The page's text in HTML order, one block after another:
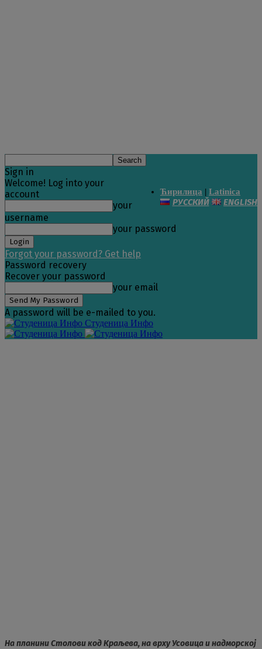
Ћирилица | Latinica
РУССКИЙ ENGLISH
Sign in
Welcome! Log into your
account
your
username
your password
Forgot your password? Get help
Password recovery
Recover your password
your email
A password will be e-mailed to you.
Студеница Инфо
На планини Столови код Краљева, на врху Усовица и надморској